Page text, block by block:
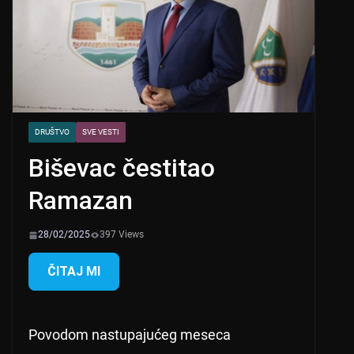
DRUŠTVO SVE VESTI
Biševac čestitao
Ramazan
28/02/2025 397 Views
ČITAJ MI
Povodom nastupajućeg meseca